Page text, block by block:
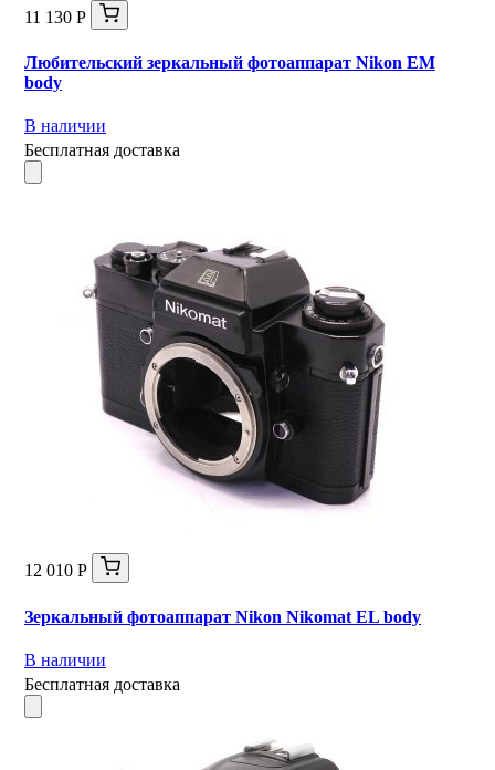
11 130 Р
Любительский зеркальный фотоаппарат Nikon EM
body
В наличии
Бесплатная доставка
12 010 Р
Зеркальный фотоаппарат Nikon Nikomat EL body
В наличии
Бесплатная доставка